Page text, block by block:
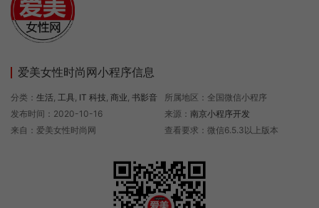
爱美女性时尚网小程序信息
分类： 生活, 工具, IT 科技, 商业, 书影音
发布时间：2020-10-16
来自：爱美女性时尚网
所属地区：全国微信小程序
来源：南京小程序开发
查看要求：微信6.5.3以上版本